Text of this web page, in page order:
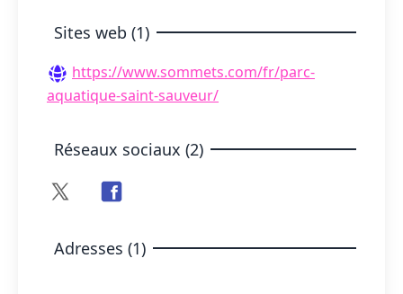
Sites web (1)
https://www.sommets.com/fr/parc-
aquatique-saint-sauveur/
Réseaux sociaux (2)
Adresses (1)